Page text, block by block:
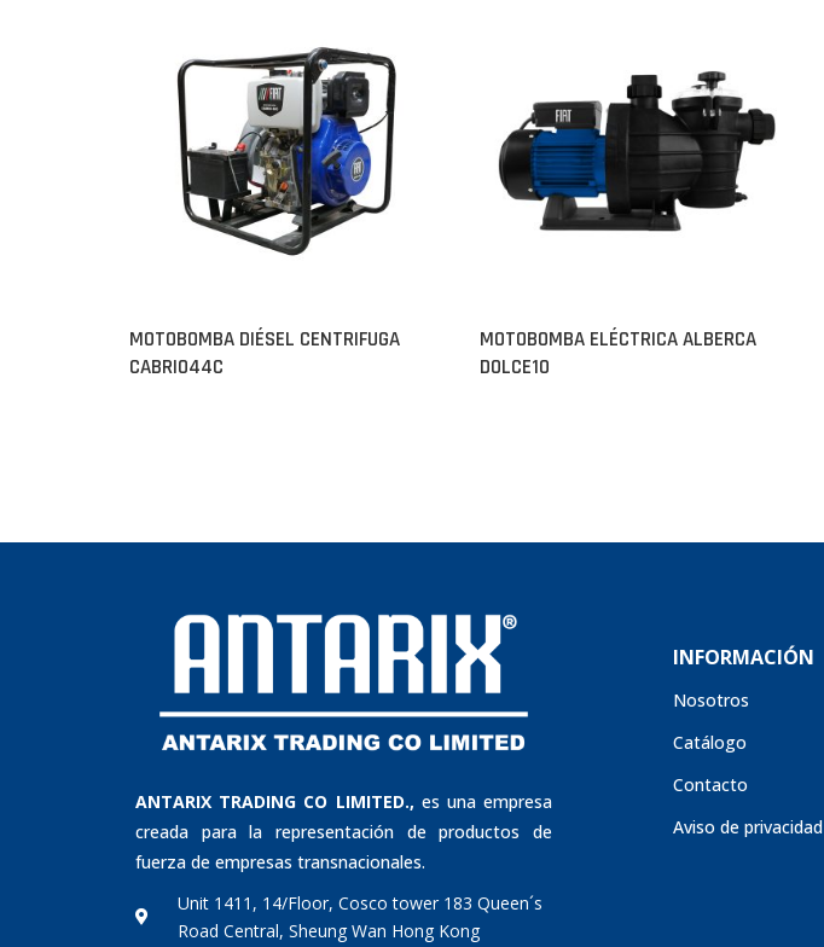
MOTOBOMBA DIÉSEL CENTRIFUGA
CABRIO44C
MOTOBOMBA ELÉCTRICA ALBERCA
DOLCE10
ANTARIX TRADING CO LIMITED., es una empresa
creada para la representación de productos de
fuerza de empresas transnacionales.
Unit 1411, 14/Floor, Cosco tower 183 Queen´s
Road Central, Sheung Wan Hong Kong
INFORMACIÓN
Nosotros
Catálogo
Contacto
Aviso de privacidad